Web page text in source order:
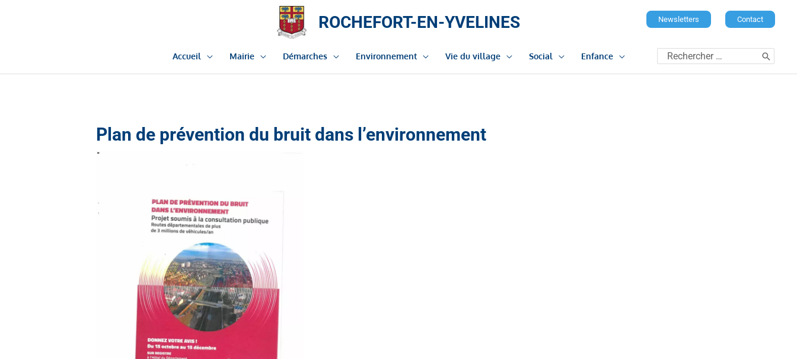
ROCHEFORT-EN-YVELINES Newsletters Contact
Accueil Mairie Démarches Environnement Vie du village Social Enfance Rechercher:
Plan de prévention du bruit dans l’environnement